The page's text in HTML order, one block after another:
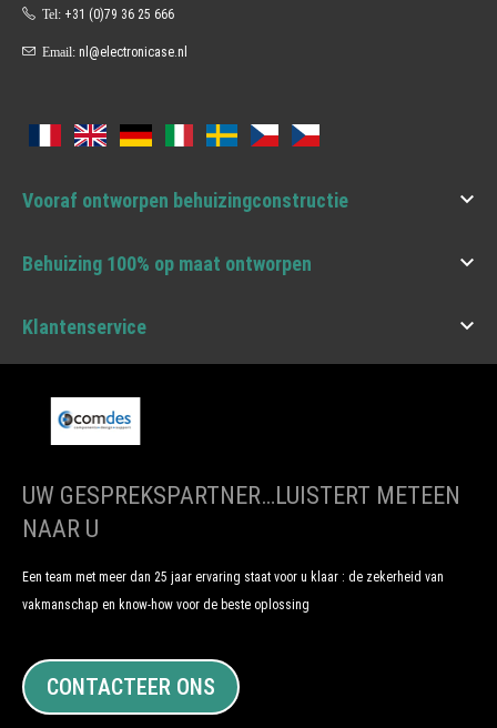
Tel: +31 (0)79 36 25 666
Email: nl@electronicase.nl
Vooraf ontworpen behuizingconstructie 
Behuizing 100% op maat ontworpen 
Klantenservice 
UW GESPREKSPARTNER…LUISTERT METEEN
NAAR U
Een team met meer dan 25 jaar ervaring staat voor u klaar : de zekerheid van
vakmanschap en know-how voor de beste oplossing
CONTACTEER ONS